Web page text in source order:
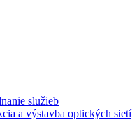
služieb
a výstavba optických sietí